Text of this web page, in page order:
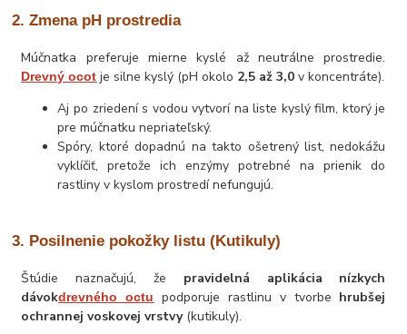
2. Zmena pH prostredia
Múčnatka preferuje mierne kyslé až neutrálne prostredie.
Drevný ocot je silne kyslý (pH okolo 2,5 až 3,0 v koncentráte).
Aj po zriedení s vodou vytvorí na liste kyslý film, ktorý je
pre múčnatku nepriateľský.
Spóry, ktoré dopadnú na takto ošetrený list, nedokážu
vyklíčiť, pretože ich enzýmy potrebné na prienik do
rastliny v kyslom prostredí nefungujú.
3. Posilnenie pokožky listu (Kutikuly)
Štúdie naznačujú, že pravidelná aplikácia nízkych
dávokdrevného octu podporuje rastlinu v tvorbe hrubšej
ochrannej voskovej vrstvy(kutikuly).